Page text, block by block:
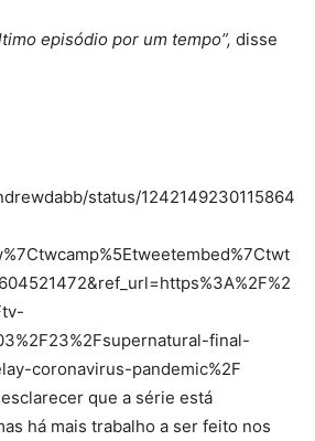
episódio por um tempo”, disse
status/1242149230115864
final-
coronavirus-pandemic%2F
que a série está
há mais trabalho a ser feito nos